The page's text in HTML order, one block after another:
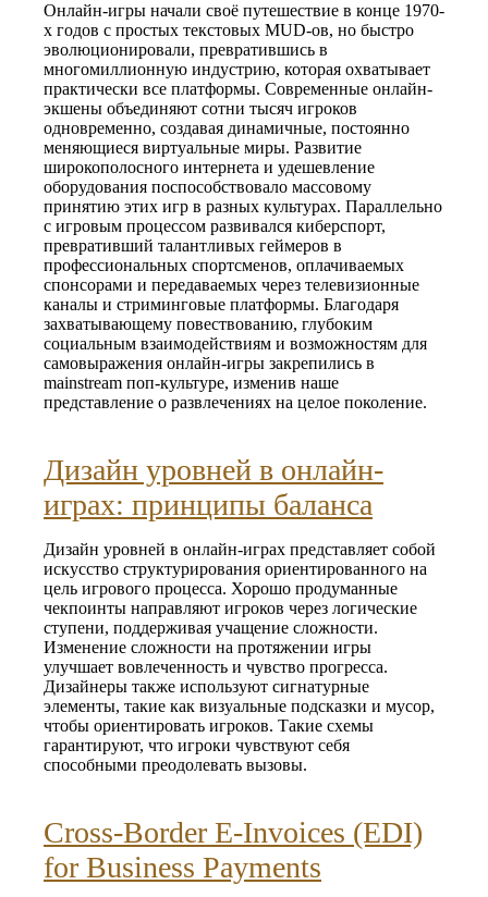
Онлайн-игры начали своё путешествие в конце 1970-
х годов с простых текстовых MUD-ов, но быстро
эволюционировали, превратившись в
многомиллионную индустрию, которая охватывает
практически все платформы. Современные онлайн-
экшены объединяют сотни тысяч игроков
одновременно, создавая динамичные, постоянно
меняющиеся виртуальные миры. Развитие
широкополосного интернета и удешевление
оборудования поспособствовало массовому
принятию этих игр в разных культурах. Параллельно
с игровым процессом развивался киберспорт,
превративший талантливых геймеров в
профессиональных спортсменов, оплачиваемых
спонсорами и передаваемых через телевизионные
каналы и стриминговые платформы. Благодаря
захватывающему повествованию, глубоким
социальным взаимодействиям и возможностям для
самовыражения онлайн-игры закрепились в
mainstream поп-культуре, изменив наше
представление о развлечениях на целое поколение.
Дизайн уровней в онлайн-
играх: принципы баланса
Дизайн уровней в онлайн-играх представляет собой
искусство структурирования ориентированного на
цель игрового процесса. Хорошо продуманные
чекпоинты направляют игроков через логические
ступени, поддерживая учащение сложности.
Изменение сложности на протяжении игры
улучшает вовлеченность и чувство прогресса.
Дизайнеры также используют сигнатурные
элементы, такие как визуальные подсказки и мусор,
чтобы ориентировать игроков. Такие схемы
гарантируют, что игроки чувствуют себя
способными преодолевать вызовы.
Cross‑Border E‑Invoices (EDI)
for Business Payments